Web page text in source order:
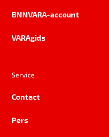
BNNVARA-account
VARAgids
Service
Contact
Pers